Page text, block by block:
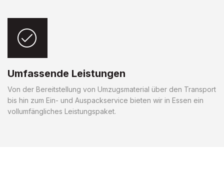
Umfassende Leistungen
Von der Bereitstellung von Umzugsmaterial über den Transport
bis hin zum Ein- und Auspackservice bieten wir in Essen ein
vollumfängliches Leistungspaket.